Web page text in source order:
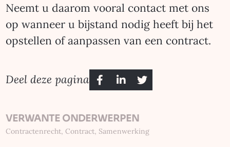
Neemt u daarom vooral contact met ons
op wanneer u bijstand nodig heeft bij het
opstellen of aanpassen van een contract.
Deel deze pagina
VERWANTE ONDERWERPEN
Contractenrecht,Contract, Samenwerking